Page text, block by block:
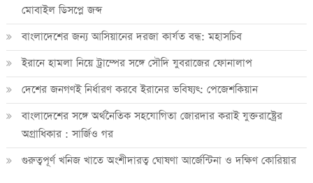
মোবাইল ডিসপ্লে জব্দ
বাংলাদেশের জন্য আসিয়ানের দরজা কার্যত বন্ধ: মহাসচিব
ইরানে হামলা নিয়ে ট্রাম্পের সঙ্গে সৌদি যুবরাজের ফোনালাপ
দেশের জনগণই নির্ধারণ করবে ইরানের ভবিষ্যৎ: পেজেশকিয়ান
বাংলাদেশের সঙ্গে অর্থনৈতিক সহযোগিতা জোরদার করাই যুক্তরাষ্ট্রের
অগ্রাধিকার : সার্জিও গর
গুরুত্বপূর্ণ খনিজ খাতে অংশীদারত্ব ঘোষণা আর্জেন্টিনা ও দক্ষিণ কোরিয়ার